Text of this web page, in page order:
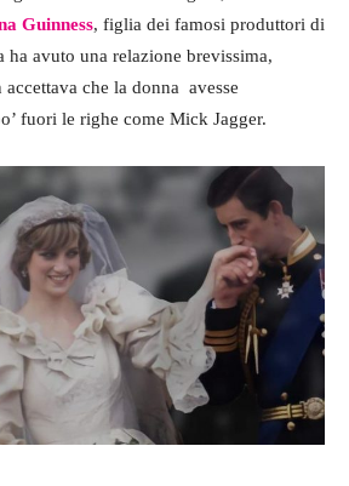
Guinness, figlia dei famosi produttori di
ha avuto una relazione brevissima,
accettava che la donna avesse
fuori le righe come Mick Jagger.